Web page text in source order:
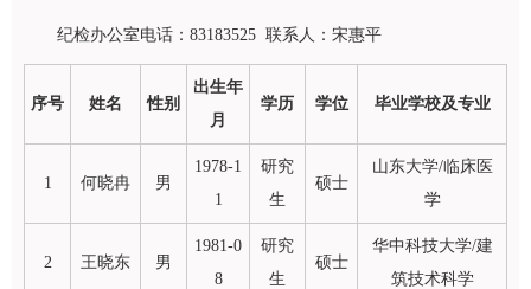
纪检办公室电话：83183525 联系人：宋惠平
序号 姓名 性别
出生年
月
学历 学位 毕业学校及专业
1 何晓冉 男
1978-1
1
研究
生
硕士
山东大学/临床医
学
2 王晓东 男
1981-0
8
研究
生
硕士
华中科技大学/建
筑技术科学